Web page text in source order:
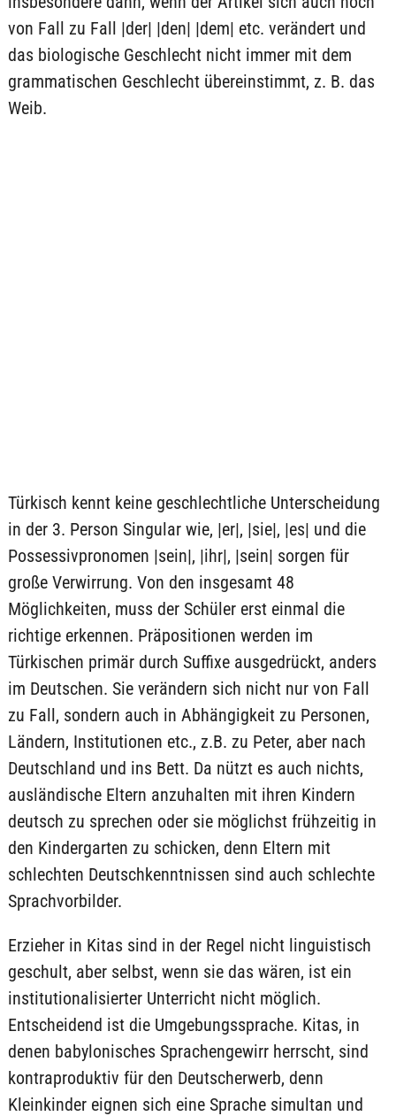
von Fall zu Fall |der| |den| |dem| etc. verändert und
das biologische Geschlecht nicht immer mit dem
grammatischen Geschlecht übereinstimmt, z. B. das
Weib.
Türkisch kennt keine geschlechtliche Unterscheidung
in der 3. Person Singular wie, |er|, |sie|, |es| und die
Possessivpronomen |sein|, |ihr|, |sein| sorgen für
große Verwirrung. Von den insgesamt 48
Möglichkeiten, muss der Schüler erst einmal die
richtige erkennen. Präpositionen werden im
Türkischen primär durch Suffixe ausgedrückt, anders
im Deutschen. Sie verändern sich nicht nur von Fall
zu Fall, sondern auch in Abhängigkeit zu Personen,
Ländern, Institutionen etc., z.B. zu Peter, aber nach
Deutschland und ins Bett. Da nützt es auch nichts,
ausländische Eltern anzuhalten mit ihren Kindern
deutsch zu sprechen oder sie möglichst frühzeitig in
den Kindergarten zu schicken, denn Eltern mit
schlechten Deutschkenntnissen sind auch schlechte
Sprachvorbilder.
Erzieher in Kitas sind in der Regel nicht linguistisch
geschult, aber selbst, wenn sie das wären, ist ein
institutionalisierter Unterricht nicht möglich.
Entscheidend ist die Umgebungssprache. Kitas, in
denen babylonisches Sprachengewirr herrscht, sind
kontraproduktiv für den Deutscherwerb, denn
Kleinkinder eignen sich eine Sprache simultan und